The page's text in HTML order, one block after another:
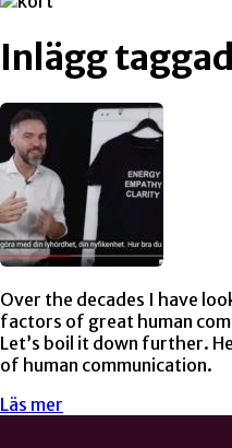
Inlägg
Over the decades I have
factors of great human
Let’s boil it down further.
of human communication.
Läs mer